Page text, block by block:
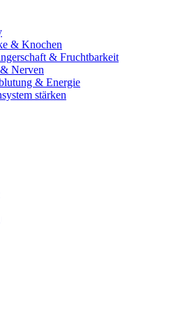
& Knochen
& Fruchtbarkeit
Nerven
& Energie
stärken